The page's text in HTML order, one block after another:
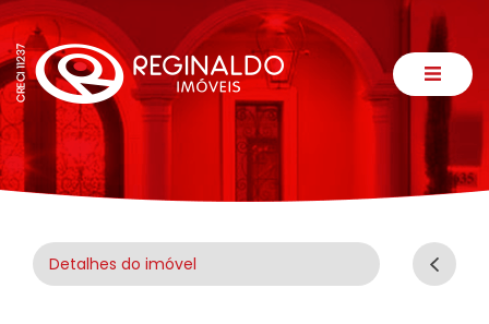
Detalhes do imóvel